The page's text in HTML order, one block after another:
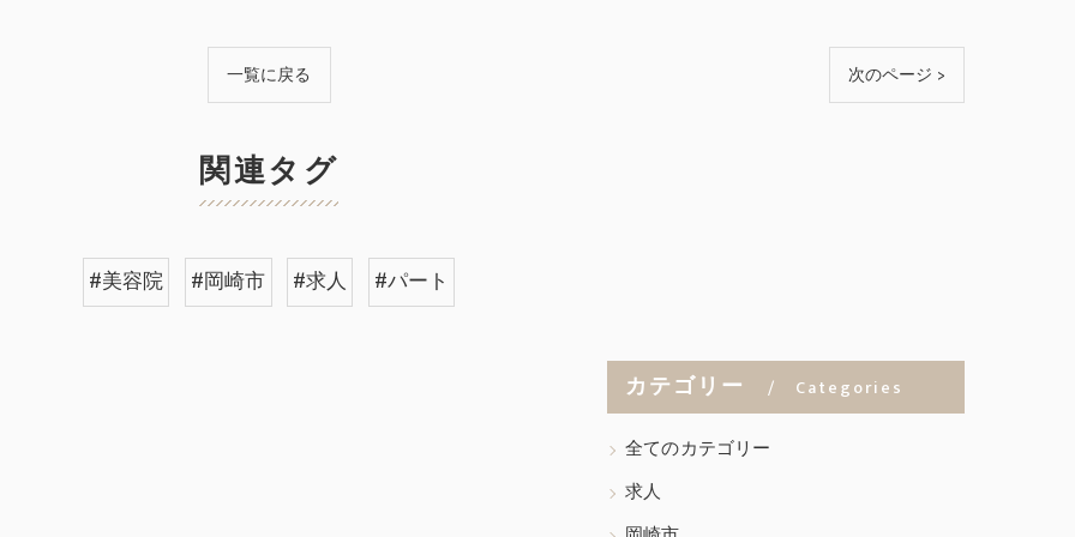
一覧に戻る 次のページ >
関連タグ
#美容院 #岡崎市 #求人 #パート
カテゴリー Categories
全てのカテゴリー
求人